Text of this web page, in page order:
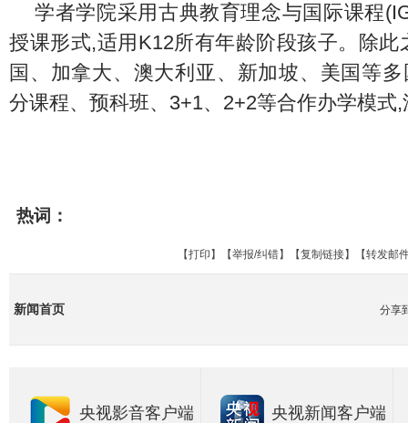
学者学院采用古典教育理念与国际课程
授课形式,适用K12所有年龄阶段孩子。除此
国、加拿大、澳大利亚、新加坡、美国等
分课程、预科班、3+1、2+2等合作办学模式
热词：
【打印 】【举报/纠错】【复制链接】【转发邮
新闻首页 分享
央视影音客户端 央视新闻客户端